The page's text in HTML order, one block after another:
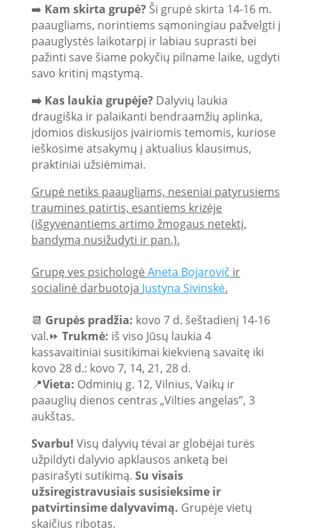
➡️ Kam skirta grupė? Ši grupė skirta 14-16 m.
paaugliams, norintiems sąmoningiau pažvelgti į
paauglystės laikotarpį ir labiau suprasti bei
pažinti save šiame pokyčių pilname laike, ugdyti
savo kritinį mąstymą.
➡️ Kas laukia grupėje? Dalyvių laukia
draugiška ir palaikanti bendraamžių aplinka,
įdomios diskusijos įvairiomis temomis, kuriose
ieškosime atsakymų į aktualius klausimus,
praktiniai užsiėmimai.
Grupė netiks paaugliams, neseniai patyrusiems
traumines patirtis, esantiems krizėje
(išgyvenantiems artimo žmogaus netektį,
bandymą nusižudyti ir pan.).
Grupę ves psichologė Aneta Bojarovič ir
socialinė darbuotoja Justyna Sivinskė.
📆 Grupės pradžia: kovo 7 d. šeštadienį 14-16
val.⏩ Trukmė: iš viso Jūsų laukia 4
kassavaitiniai susitikimai kiekvieną savaitę iki
kovo 28 d.: kovo 7, 14, 21, 28 d.
📍Vieta: Odminių g. 12, Vilnius, Vaikų ir
paauglių dienos centras „Vilties angelas”, 3
aukštas.
Svarbu! Visų dalyvių tėvai ar globėjai turės
užpildyti dalyvio apklausos anketą bei
pasirašyti sutikimą. Su visais
užsiregistravusiais susisieksime ir
patvirtinsime dalyvavimą. Grupėje vietų
skaičius ribotas.